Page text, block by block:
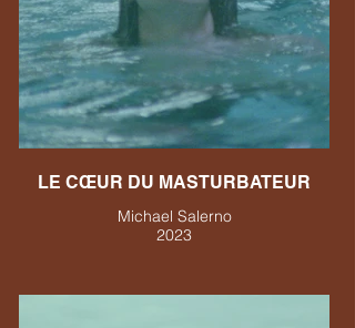
LE CŒUR DU MASTURBATEUR
Michael Salerno
2023